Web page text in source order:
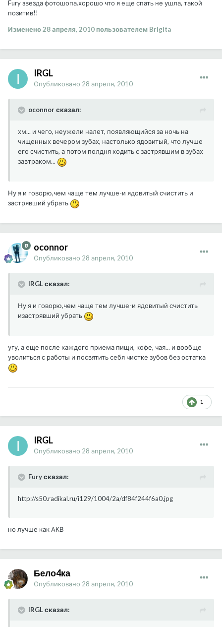
Fury звезда фотошопа.хорошо что я еще спать не ушла, такой
позитив!!
Изменено28 апреля, 2010пользователем Brigita
IRGL
Опубликовано 28 апреля, 2010
oconnor сказал:
хм... и чего, неужели налет, появляющийся за ночь на
чищенных вечером зубах, настолько ядовитый, что лучше
его счистить, а потом полдня ходить с застрявшим в зубах
завтраком...
Ну я и говорю,чем чаще тем лучше-и ядовитый счистить и
застрявший убрать
oconnor
Опубликовано 28 апреля, 2010
IRGL сказал:
Ну я и говорю,чем чаще тем лучше-и ядовитый счистить
изастрявший убрать
угу, а еще после каждого приема пищи, кофе, чая... и вообще
уволиться с работы и посвятить себя чистке зубов без остатка
1
IRGL
Опубликовано 28 апреля, 2010
Fury сказал:
http://s50.radikal.ru/i129/1004/2a/df84f244f6a0.jpg
но лучше как АКВ
Бело4ка
Опубликовано 28 апреля, 2010
IRGL сказал: